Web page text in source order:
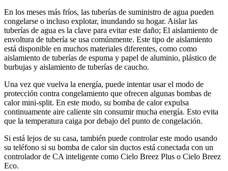
En los meses más fríos, las tuberías de suministro de agua pueden
congelarse o incluso explotar, inundando su hogar. Aislar las
tuberías de agua es la clave para evitar este daño; El aislamiento de
envoltura de tubería se usa comúnmente. Este tipo de aislamiento
está disponible en muchos materiales diferentes, como como
aislamiento de tuberías de espuma y papel de aluminio, plástico de
burbujas y aislamiento de tuberías de caucho.
Una vez que vuelva la energía, puede intentar usar el modo de
protección contra congelamiento que ofrecen algunas bombas de
calor mini-split. En este modo, su bomba de calor expulsa
continuamente aire caliente sin consumir mucha energía. Esto evita
que la temperatura caiga por debajo del punto de congelación.
Si está lejos de su casa, también puede controlar este modo usando
su teléfono si su bomba de calor sin ductos está conectada con un
controlador de CA inteligente como Cielo Breez Plus o Cielo Breez
Eco.